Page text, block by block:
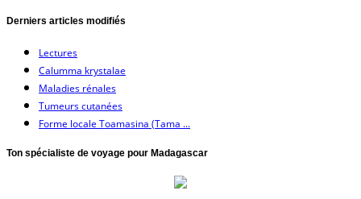
Derniers articles modifiés
Lectures
Calumma krystalae
Maladies rénales
Tumeurs cutanées
Forme locale Toamasina (Tama ...
Ton spécialiste de voyage pour Madagascar